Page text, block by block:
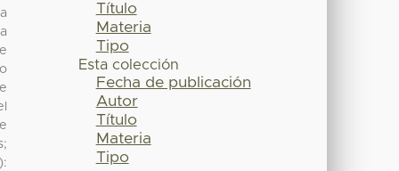
Título
Materia
Tipo
Esta colección
Fecha de publicación
Autor
Título
Materia
Tipo